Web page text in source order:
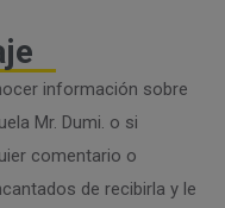
información sobre
Mr. Dumi. o si
comentario o
de recibirla y le